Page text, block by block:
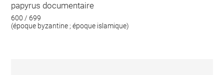
papyrus documentaire
600 / 699
(époque byzantine ; époque islamique)